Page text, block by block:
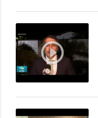
play_circle_outline